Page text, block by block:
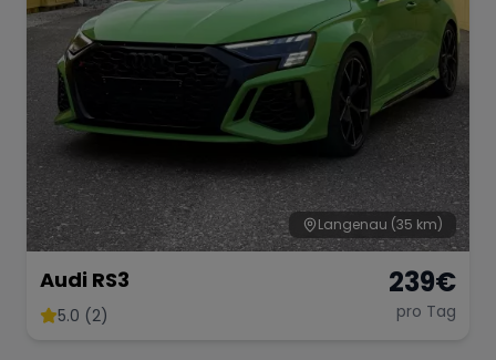
Langenau (35 km)
Audi RS3
5.0 (2)
239€
pro Tag